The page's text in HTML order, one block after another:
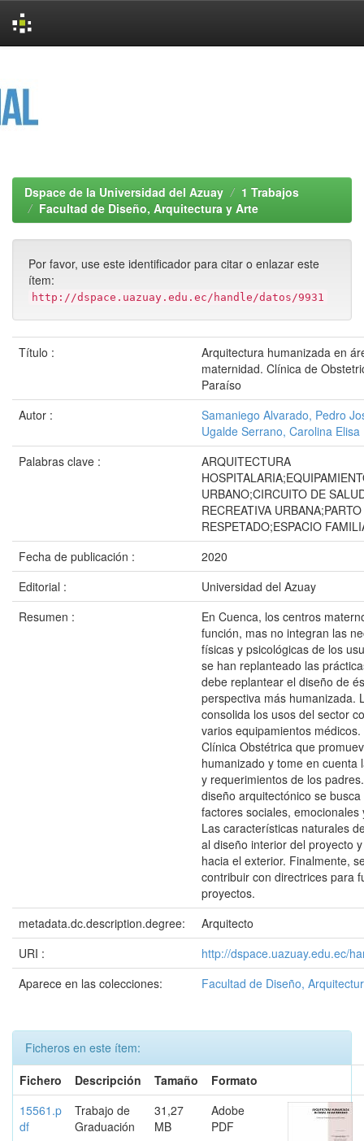
Dspace de la Universidad del Azuay
1 Trabajos
Facultad de Diseño, Arquitectura y Arte
Por favor, use este identificador para citar o enlazar este
ítem:
http://dspace.uazuay.edu.ec/handle/datos/9931
Título :
Arquitectura humanizada en
maternidad. Clínica de
Paraíso
Autor :
Samaniego Alvarado, Pedro
Ugalde Serrano, Carolina Elisa
Palabras clave :
ARQUITECTURA
URBANO;CIRCUITO DE
RECREATIVA
RESPETADO;ESPACIO
Fecha de publicación :
2020
Editorial :
Universidad del Azuay
Resumen :
En Cuenca, los centros
función, mas no integran las
físicas y psicológicas de los
se han replanteado las
debe replantear el diseño de
perspectiva más humanizada.
consolida los usos del sector
varios equipamientos
Clínica Obstétrica que
humanizado y tome en cuenta
y requerimientos de los
diseño arquitectónico se
factores sociales, emocionales
Las características naturales
al diseño interior del proyecto
hacia el exterior. Finalmente,
contribuir con directrices para
proyectos.
metadata.dc.description.degree:
Arquitecto
URI :
http://dspace.uazuay.edu.ec/
Aparece en las colecciones:
Facultad de Diseño,
Ficheros en este ítem:
Fichero
Descripción Tamaño
Formato
15561.p
df
Trabajo de
Graduación
31,27
MB
Adobe
PDF